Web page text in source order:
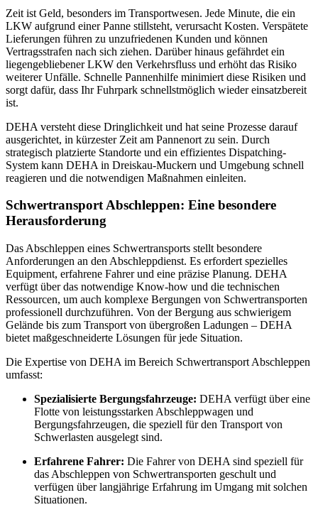
Zeit ist Geld, besonders im Transportwesen. Jede Minute, die ein
LKW aufgrund einer Panne stillsteht, verursacht Kosten. Verspätete
Lieferungen führen zu unzufriedenen Kunden und können
Vertragsstrafen nach sich ziehen. Darüber hinaus gefährdet ein
liegengebliebener LKW den Verkehrsfluss und erhöht das Risiko
weiterer Unfälle. Schnelle Pannenhilfe minimiert diese Risiken und
sorgt dafür, dass Ihr Fuhrpark schnellstmöglich wieder einsatzbereit
ist.
DEHA versteht diese Dringlichkeit und hat seine Prozesse darauf
ausgerichtet, in kürzester Zeit am Pannenort zu sein. Durch
strategisch platzierte Standorte und ein effizientes Dispatching-
System kann DEHA in Dreiskau-Muckern und Umgebung schnell
reagieren und die notwendigen Maßnahmen einleiten.
Schwertransport Abschleppen: Eine besondere
Herausforderung
Das Abschleppen eines Schwertransports stellt besondere
Anforderungen an den Abschleppdienst. Es erfordert spezielles
Equipment, erfahrene Fahrer und eine präzise Planung. DEHA
verfügt über das notwendige Know-how und die technischen
Ressourcen, um auch komplexe Bergungen von Schwertransporten
professionell durchzuführen. Von der Bergung aus schwierigem
Gelände bis zum Transport von übergroßen Ladungen – DEHA
bietet maßgeschneiderte Lösungen für jede Situation.
Die Expertise von DEHA im Bereich Schwertransport Abschleppen
umfasst:
Spezialisierte Bergungsfahrzeuge: DEHA verfügt über eine
Flotte von leistungsstarken Abschleppwagen und
Bergungsfahrzeugen, die speziell für den Transport von
Schwerlasten ausgelegt sind.
Erfahrene Fahrer: Die Fahrer von DEHA sind speziell für
das Abschleppen von Schwertransporten geschult und
verfügen über langjährige Erfahrung im Umgang mit solchen
Situationen.